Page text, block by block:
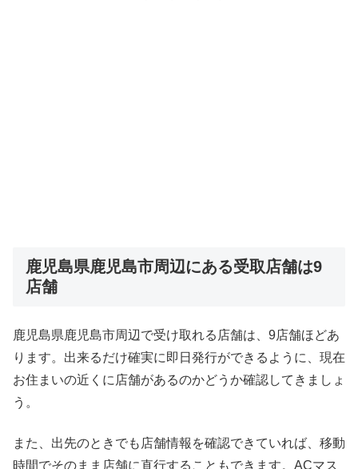
鹿児島県鹿児島市周辺にある受取店舗は9
店舗
鹿児島県鹿児島市周辺で受け取れる店舗は、9店舗ほどあ
ります。出来るだけ確実に即日発行ができるように、現在
お住まいの近くに店舗があるのかどうか確認してきましょ
う。
また、出先のときでも店舗情報を確認できていれば、移動
時間でそのまま店舗に直行することもできます。ACマス